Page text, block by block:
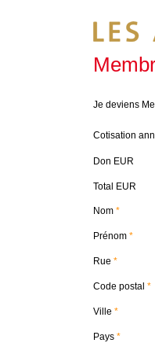
Je deviens
Cotisation
Don EUR
Total EUR
Nom
Prénom
Rue
Code postal
Ville
Pays